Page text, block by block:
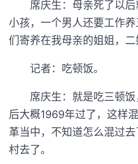
席庆生：母亲死了以后
小孩，一个男人还要工作
们寄养在我母亲的姐姐，二
记者：吃顿饭。
席庆生：就是吃三顿饭
后大概1969年过了，这样
革当中，不知道怎么混过
村去了。